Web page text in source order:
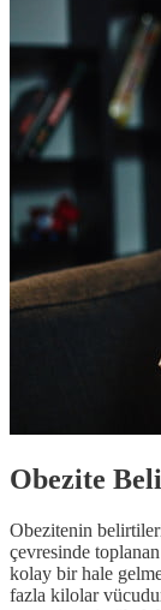
Obezite
Obezitenin
çevresinde
kolay bir hale
fazla kilolar